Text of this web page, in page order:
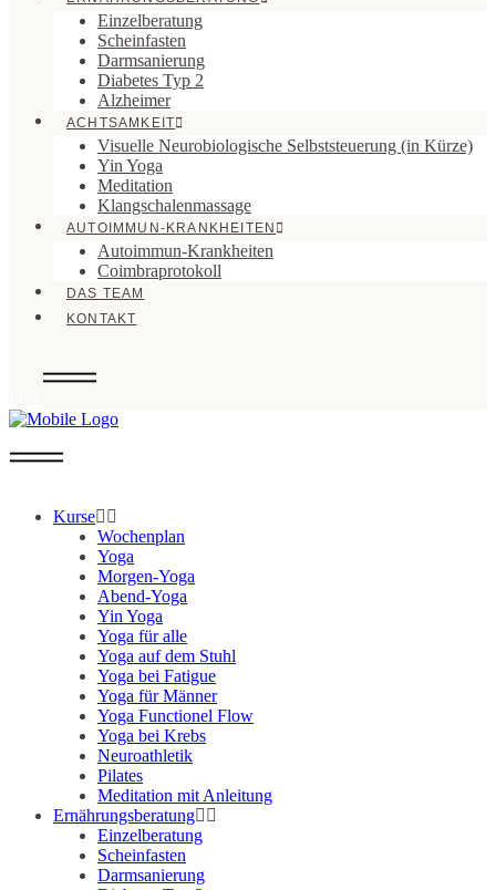
Einzelberatung
Scheinfasten
Darmsanierung
Diabetes Typ 2
Alzheimer
ACHTSAMKEIT
Visuelle Neurobiologische Selbststeuerung (in Kürze)
Yin Yoga
Meditation
Klangschalenmassage
AUTOIMMUN-KRANKHEITEN
Autoimmun-Krankheiten
Coimbraprotokoll
DAS TEAM
KONTAKT
Kurse
Wochenplan
Yoga
Morgen-Yoga
Abend-Yoga
Yin Yoga
Yoga für alle
Yoga auf dem Stuhl
Yoga bei Fatigue
Yoga für Männer
Yoga Functionel Flow
Yoga bei Krebs
Neuroathletik
Pilates
Meditation mit Anleitung
Ernährungsberatung
Einzelberatung
Scheinfasten
Darmsanierung